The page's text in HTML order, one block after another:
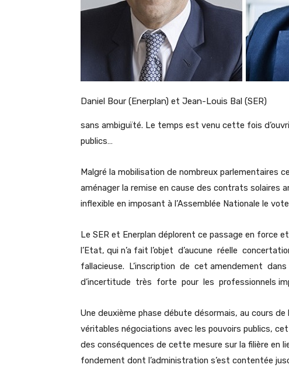
Daniel Bour (Enerplan) et Jean-Louis Bal (SER)
sans ambiguïté. Le temps est venu cette fois
publics…
Malgré la mobilisation de nombreux parlementaires
aménager la remise en cause des contrats solaires
inflexible en imposant à l’Assemblée Nationale le
Le SER et Enerplan déplorent ce passage en force
l’Etat, qui n’a fait l’objet d’aucune réelle
fallacieuse. L’inscription de cet amendement
d’incertitude très forte pour les professionnels
Une deuxième phase débute désormais, au cours
véritables négociations avec les pouvoirs publics,
des conséquences de cette mesure sur la filière en
fondement dont l’administration s’est contentée